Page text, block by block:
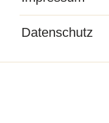
Datenschutz